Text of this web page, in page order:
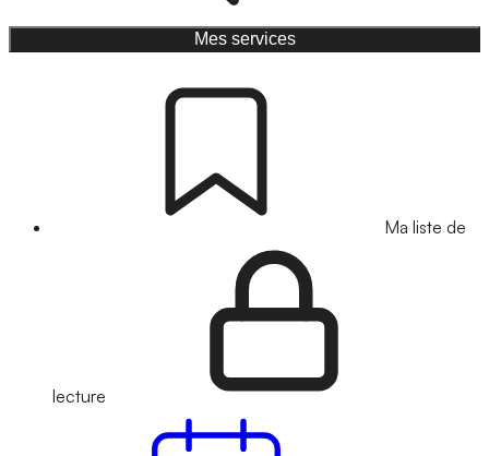
Mes services
Ma liste de
lecture